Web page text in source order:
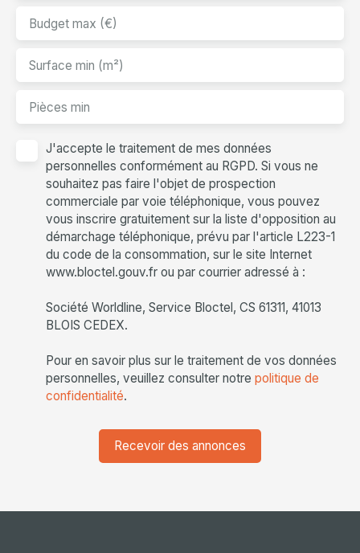
Budget max (€)
Surface min (m²)
Pièces min
J'accepte le traitement de mes données
personnelles conformément au RGPD. Si vous ne
souhaitez pas faire l'objet de prospection
commerciale par voie téléphonique, vous pouvez
vous inscrire gratuitement sur la liste d'opposition au
démarchage téléphonique, prévu par l'article L223-1
du code de la consommation, sur le site Internet
www.bloctel.gouv.fr ou par courrier adressé à :
Société Worldline, Service Bloctel, CS 61311, 41013
BLOIS CEDEX.
Pour en savoir plus sur le traitement de vos données
personnelles, veuillez consulter notre politique de
confidentialité.
Recevoir des annonces